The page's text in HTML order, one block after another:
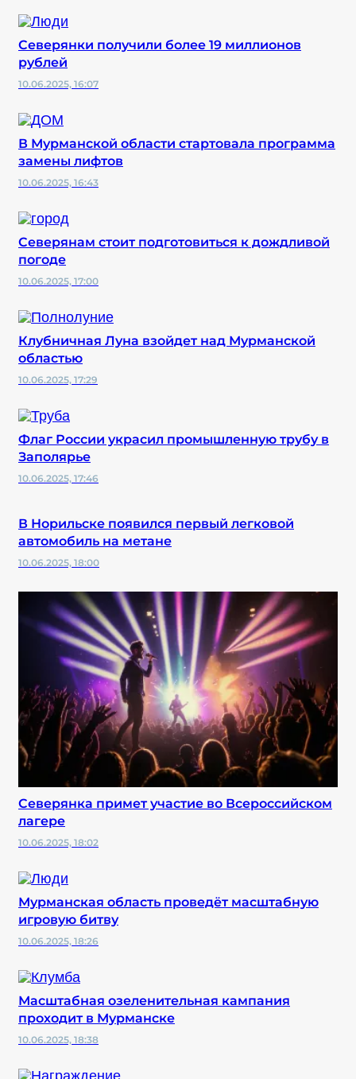
Северянки получили более 19 миллионов
рублей
10.06.2025, 16:07
В Мурманской области стартовала программа
замены лифтов
10.06.2025, 16:43
Северянам стоит подготовиться к дождливой
погоде
10.06.2025, 17:00
Клубничная Луна взойдет над Мурманской
областью
10.06.2025, 17:29
Флаг России украсил промышленную трубу в
Заполярье
10.06.2025, 17:46
В Норильске появился первый легковой
автомобиль на метане
10.06.2025, 18:00
Северянка примет участие во Всероссийском
лагере
10.06.2025, 18:02
Мурманская область проведёт масштабную
игровую битву
10.06.2025, 18:26
Масштабная озеленительная кампания
проходит в Мурманске
10.06.2025, 18:38